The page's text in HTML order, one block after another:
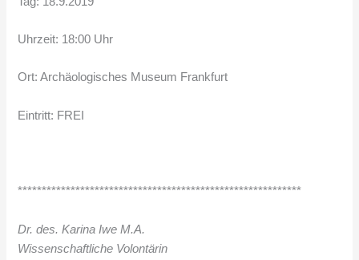
Uhrzeit: 18:00 Uhr
Ort: Archäologisches Museum Frankfurt
Eintritt: FREI
***********************************************************
Dr. des. Karina Iwe M.A.
Wissenschaftliche Volontärin